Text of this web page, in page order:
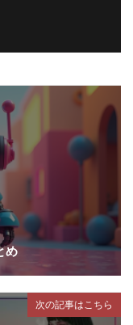
め
次の記事はこちら